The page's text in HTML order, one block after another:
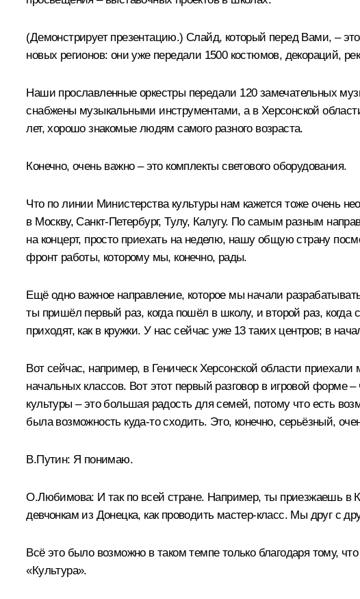
(Демонстрирует презентацию.) Слайд, который перед Вами, –
новых регионов: они уже передали 1500 костюмов, декораций,
Наши прославленные оркестры передали 120 замечательных
снабжены музыкальными инструментами, а в Херсонской
лет, хорошо знакомые людям самого разного возраста.
Конечно, очень важно – это комплекты светового оборудования.
Что по линии Министерства культуры нам кажется тоже очень
в Москву, Санкт-Петербург, Тулу, Калугу. По самым разным
на концерт, просто приехать на неделю, нашу общую страну
фронт работы, которому мы, конечно, рады.
Ещё одно важное направление, которое мы начали
ты пришёл первый раз, когда пошёл в школу, и второй раз, когда
приходят, как в кружки. У нас сейчас уже 13 таких центров; в
Вот сейчас, например, в Геническ Херсонской области
начальных классов. Вот этот первый разговор в игровой форме
культуры – это большая радость для семей, потому что есть
была возможность куда-то сходить. Это, конечно, серьёзный,
В.Путин: Я понимаю.
О.Любимова: И так по всей стране. Например, ты приезжаешь в
девчонкам из Донецка, как проводить мастер-класс. Мы друг с
Всё это было возможно в таком темпе только благодаря тому,
«Культура».